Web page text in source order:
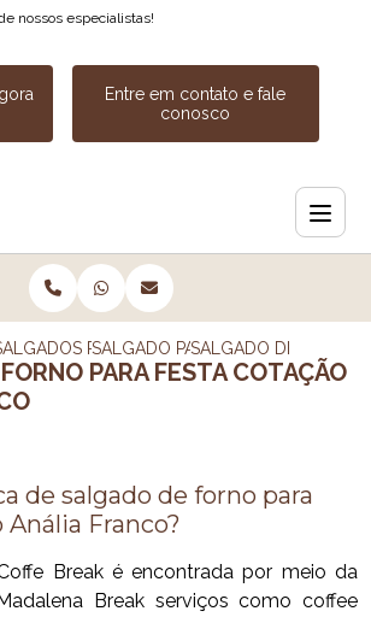
nossos especialistas!
Entre em contato e fale
conosco
PARA FESTA
SALGADO PARA FESTA DE
SALGADO DE FORNO
PARA FESTA COTAÇÃO
de salgado de forno para
Franco?
Break é encontrada por meio da
Break serviços como coffee